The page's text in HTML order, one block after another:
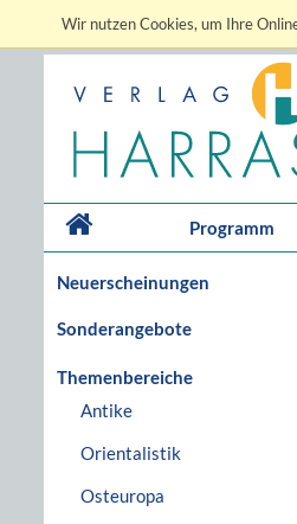
Wir nutzen Cookies, um Ihre
Programm
Neuerscheinungen
Sonderangebote
Themenbereiche
Antike
Orientalistik
Osteuropa